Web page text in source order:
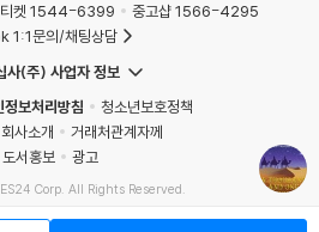
티켓 1544-6399
중고샵 1566-4295
1:1문의/채팅상담
사(주) 사업자 정보
정보처리방침
청소년보호정책
회사소개
거래처관계자께
도서홍보
광고
Corp. All Rights Reserved.